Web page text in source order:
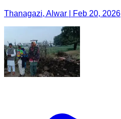
Thanagazi, Alwar | Feb 20, 2026